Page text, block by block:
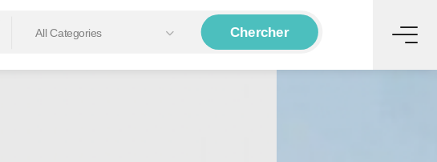
All Categories Chercher